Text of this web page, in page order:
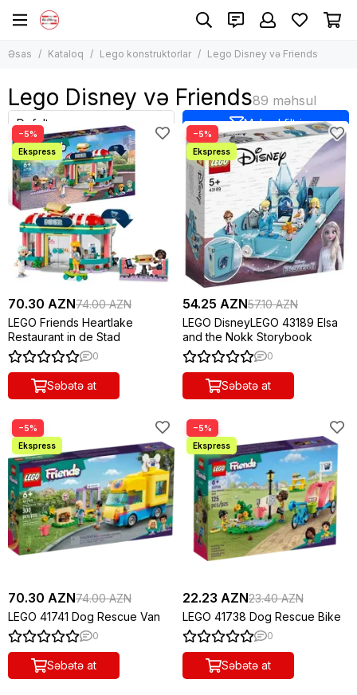
Lego konstruktorlar
Lego Technic
Lego City
Lego Harry Potter
Lego Creator
Lego Duplo
Lego Disney və Friends
Lego Ninjago
Lego Minecraft
Lego Star Wars
Digər modellər
Əsas Kataloq Lego konstruktorlar Lego Disney və Friends
Lego Disney və Friends
Məhsul filtri
−5%
70.30 AZN74.00 AZN
LEGO Friends Heartlake
Restaurant in de Stad
0
Səbətə at
−5%
54.25 AZN57.10 AZN
LEGO DisneyLEGO 43189 Elsa
and the Nokk Storybook
0
Səbətə at
−5%
70.30 AZN74.00 AZN
LEGO 41741 Dog Rescue Van
0
Səbətə at
−5%
22.23 AZN23.40 AZN
LEGO 41738 Dog Rescue Bike
0
Səbətə at